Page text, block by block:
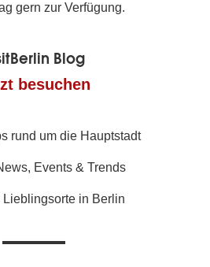
gern zur Verfügung.
Blog
besuchen
rund um die Hauptstadt
Events & Trends
Lieblingsorte in Berlin